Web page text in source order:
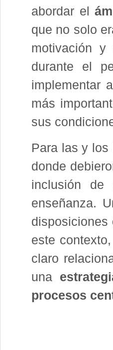
abordar el
que no solo
motivación y
durante el
implementar
más
sus
Para las y los
donde
inclusión de
enseñanza.
disposiciones
este
claro
una
procesos